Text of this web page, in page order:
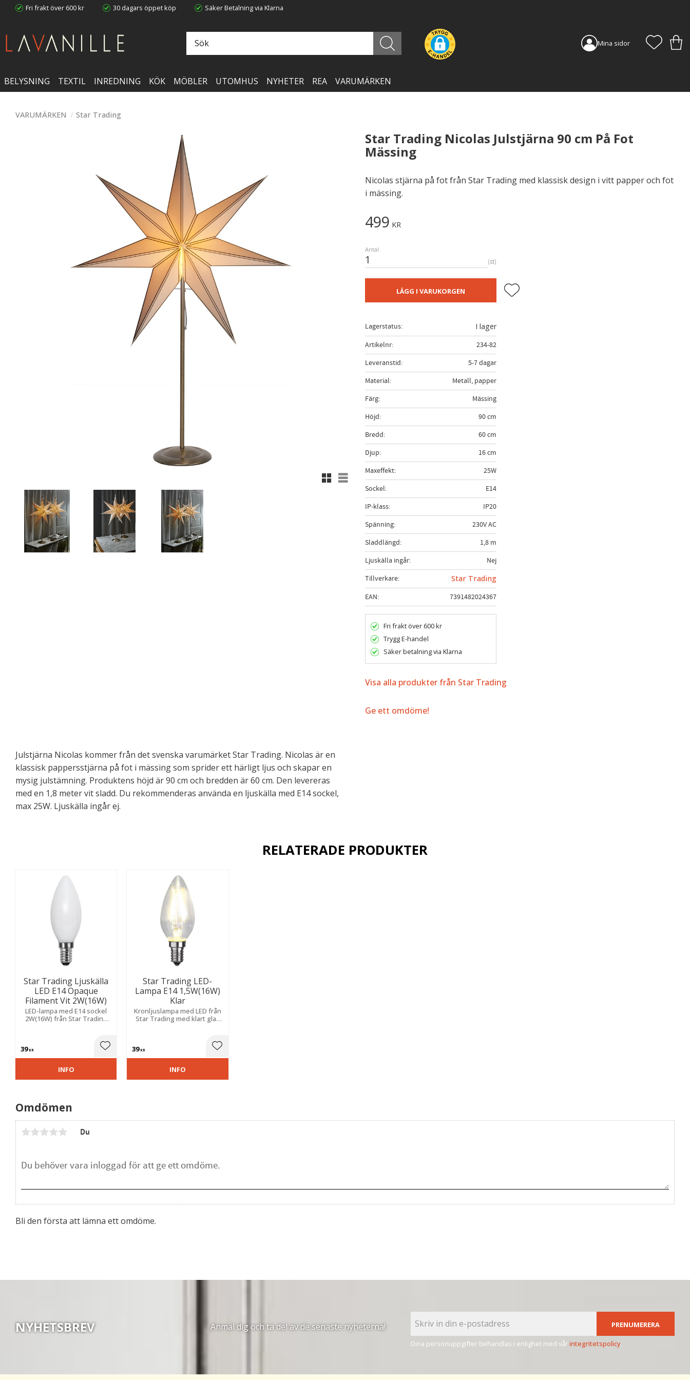
Fri frakt över 600 kr 30 dagars öppet köp Säker Betalning via Klarna
Mina sidor
BELYSNING TEXTIL INREDNING KÖK MÖBLER UTOMHUS NYHETER REA VARUMÄRKEN
VARUMÄRKEN Star Trading
Star Trading Nicolas Julstjärna 90 cm På Fot
Mässing
Nicolas stjärna på fot från Star Trading med klassisk design i vitt papper och fot
i mässing.
Rutnätsvy
Listvy
499 KR
Antal
st
LÄGG I VARUKORGEN Lägg till i favoriter
Lagerstatus
I lager
Artikelnr
234-82
Leveranstid
5-7 dagar
Material
Metall, papper
Färg
Mässing
Höjd
90 cm
Bredd
60 cm
Djup
16 cm
Maxeffekt
25W
Sockel
E14
IP-klass
IP20
Spänning
230V AC
Sladdlängd
1,8 m
Ljuskälla ingår
Nej
Tillverkare
Star Trading
EAN
7391482024367
Fri frakt över 600 kr
Trygg E-handel
Säker betalning via Klarna
Visa alla produkter från Star Trading
Ge ett omdöme!
Julstjärna Nicolas kommer från det svenska varumärket Star Trading. Nicolas är en
klassisk pappersstjärna på fot i mässing som sprider ett härligt ljus och skapar en
mysig julstämning. Produktens höjd är 90 cm och bredden är 60 cm. Den levereras
med en 1,8 meter vit sladd. Du rekommenderas använda en ljuskälla med E14 sockel,
max 25W. Ljuskälla ingår ej.
Omdömen
Du
Bli den första att lämna ett omdöme.
RELATERADE PRODUKTER
Star Trading Ljuskälla
LED E14 Opaque
Filament Vit 2W(16W)
LED-lampa med E14 sockel
2W(16W) från Star Trading
39KR Lägg till i favoriter
INFO
Star Trading LED-
Lampa E14 1,5W(16W)
Klar
Kronljuslampa med LED från
Star Trading med klart glas
39KR Lägg till i favoriter
INFO
NYHETSBREV Anmäl dig och ta del av de senaste nyheterna! PRENUMERERA
Dina personuppgifter behandlas i enlighet med vårintegritetspolicy.